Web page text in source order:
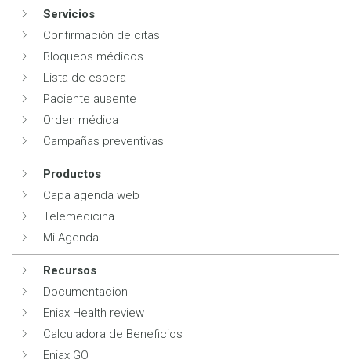
Servicios
Confirmación de citas
Bloqueos médicos
Lista de espera
Paciente ausente
Orden médica
Campañas preventivas
Productos
Capa agenda web
Telemedicina
Mi Agenda
Recursos
Documentacion
Eniax Health review
Calculadora de Beneficios
Eniax GO